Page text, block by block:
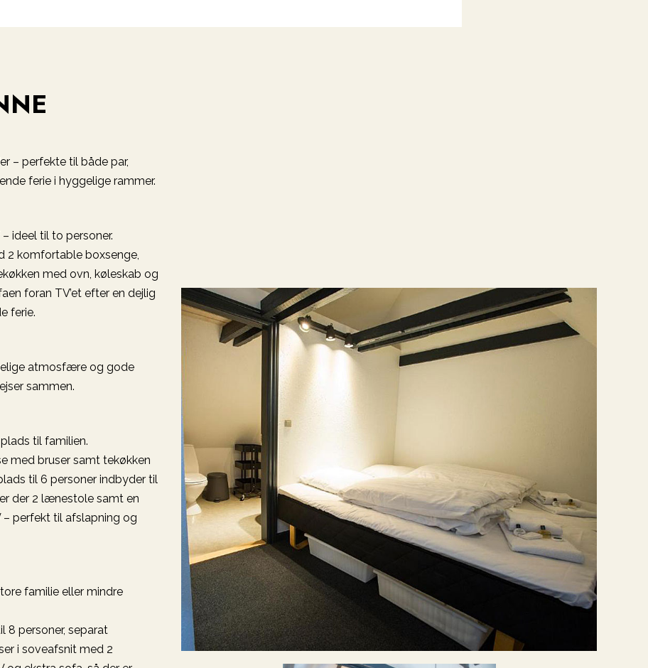
– perfekte til både par,
ferie i hyggelige rammer.
ideel til to personer.
2 komfortable boxsenge,
med ovn, køleskab og
foran TV’et efter en dejlig
ferie.
atmosfære og gode
sammen.
til familien.
med bruser samt tekøkken
til 6 personer indbyder til
der 2 lænestole samt en
perfekt til afslapning og
familie eller mindre
8 personer, separat
i soveafsnit med 2